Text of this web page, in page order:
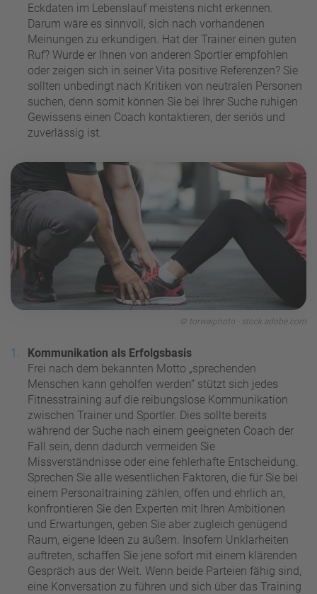
Eckdaten im Lebenslauf meistens nicht erkennen.
Darum wäre es sinnvoll, sich nach vorhandenen
Meinungen zu erkundigen. Hat der Trainer einen guten
Ruf? Wurde er Ihnen von anderen Sportler empfohlen
oder zeigen sich in seiner Vita positive Referenzen? Sie
sollten unbedingt nach Kritiken von neutralen Personen
suchen, denn somit können Sie bei Ihrer Suche ruhigen
Gewissens einen Coach kontaktieren, der seriös und
zuverlässig ist.
© torwaiphoto - stock.adobe.com
Kommunikation als Erfolgsbasis
Frei nach dem bekannten Motto „sprechenden
Menschen kann geholfen werden“ stützt sich jedes
Fitnesstraining auf die reibungslose Kommunikation
zwischen Trainer und Sportler. Dies sollte bereits
während der Suche nach einem geeigneten Coach der
Fall sein, denn dadurch vermeiden Sie
Missverständnisse oder eine fehlerhafte Entscheidung.
Sprechen Sie alle wesentlichen Faktoren, die für Sie bei
einem Personaltraining zählen, offen und ehrlich an,
konfrontieren Sie den Experten mit Ihren Ambitionen
und Erwartungen, geben Sie aber zugleich genügend
Raum, eigene Ideen zu äußern. Insofern Unklarheiten
auftreten, schaffen Sie jene sofort mit einem klärenden
Gespräch aus der Welt. Wenn beide Parteien fähig sind,
eine Konversation zu führen und sich über das Training